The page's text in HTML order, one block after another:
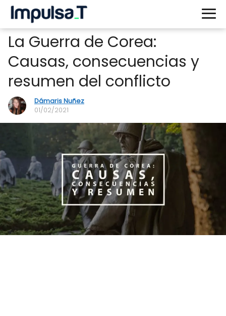
La Guerra de Corea:
Causas, consecuencias y
resumen del conflicto
Dámaris Nuñez
01/02/2021